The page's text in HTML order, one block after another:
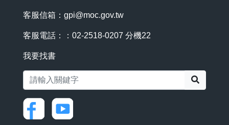
客服信箱： gpi@moc.gov.tw
客服電話：：02-2518-0207 分機22
我要找書